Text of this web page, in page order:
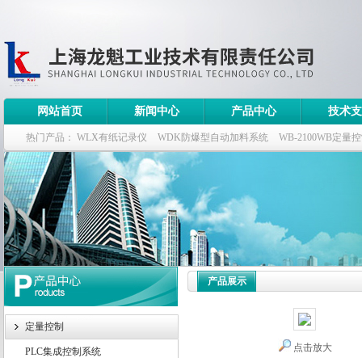
网站首页 新闻中心 产品中心 技术
热门产品： WLX有纸记录仪 WDK防爆型自动加料系统 WB-2100WB定量
WDK流量定量控制柜 WB-2100定量装车控制仪
定量控制
PLC集成控制系统
产品展示
点击放大